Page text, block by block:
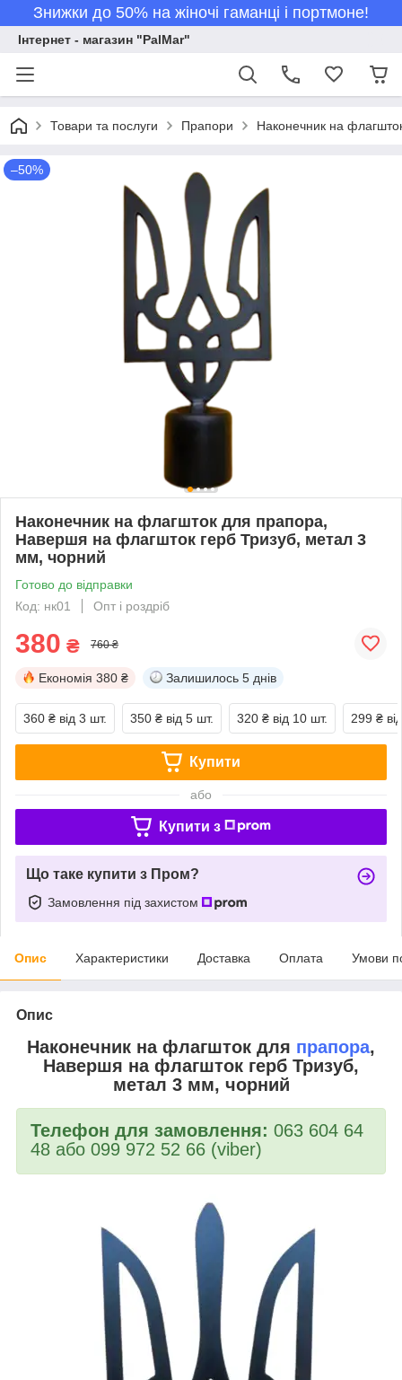
Знижки до 50% на жіночі гаманці і портмоне!
Інтернет - магазин "PalMar"
Товари та послуги Прапори Наконечник на
–50%
Наконечник на флагшток для прапора,
Навершя на флагшток герб Тризуб, метал 3
мм, чорний
Готово до відправки
Код: нк01
Опт і роздріб
380 ₴ 760 ₴
Економія 380 ₴ Залишилось 5 днів
360 ₴ від 3 шт. 350 ₴ від 5 шт. 320 ₴ від 10 шт. 299 ₴
Купити
або
Купити з
Що таке купити з Пром?
Замовлення під захистом
Опис Характеристики Доставка Оплата Умови
Опис
Наконечник на флагшток для прапора,
Навершя на флагшток герб Тризуб,
метал 3 мм, чорний
Телефон для замовлення: 063 604 64
48 або 099 972 52 66 (viber)